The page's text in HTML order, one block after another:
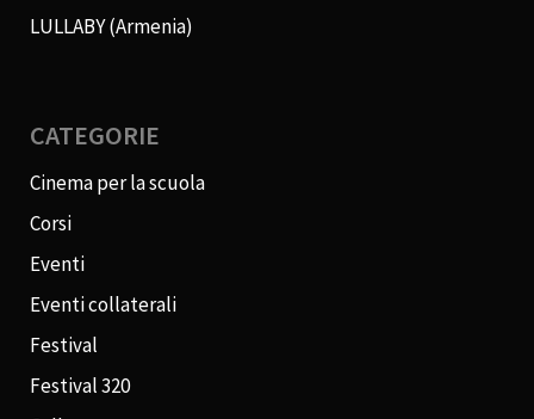
LULLABY (Armenia)
CATEGORIE
Cinema per la scuola
Corsi
Eventi
Eventi collaterali
Festival
Festival 320